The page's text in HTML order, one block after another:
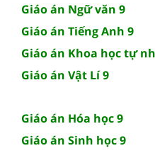
Giáo án Ngữ văn 9
Giáo án Tiếng Anh 9
Giáo án Khoa học tự
Giáo án Vật Lí 9
Giáo án Hóa học 9
Giáo án Sinh học 9